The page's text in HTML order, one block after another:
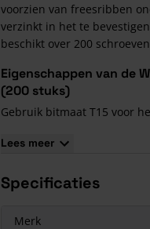
voorzien van freesribben
verzinkt in het te
beschikt over 200
Eigenschappen van de
(200 stuks)
Gebruik bitmaat T15 voor
De schroefkop is een
Lees meer
Specificaties
Merk